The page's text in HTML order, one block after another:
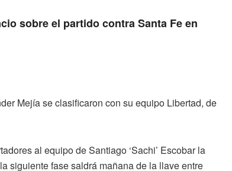
sobre el partido contra Santa Fe en
Mejía se clasificaron con su equipo Libertad, de
al equipo de Santiago ‘Sachi’ Escobar la
siguiente fase saldrá mañana de la llave entre